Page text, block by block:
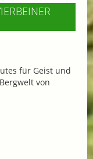
für Geist und
von